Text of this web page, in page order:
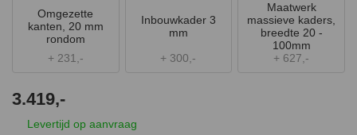
Omgezette
kanten, 20 mm
rondom
+ 231,-
Inbouwkader 3
mm
+ 300,-
Maatwerk
massieve kaders,
breedte 20 -
100mm
+ 627,-
3.419,-
Levertijd op aanvraag